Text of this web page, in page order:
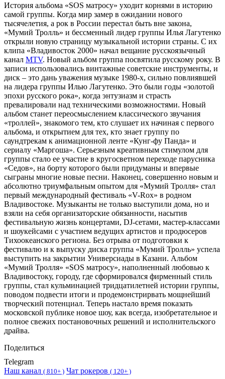
История альбома «SOS матросу» уходит корнями в историю
самой группы. Когда мир замер в ожидании нового
тысячелетия, а рок в России перестал быть вне закона,
«Мумий Тролль» и бессменный лидер группы Илья Лагутенко
открыли новую страницу музыкальной истории страны. С их
клипа «Владивосток 2000» начал вещание русскоязычный
канал MTV. Новый альбом группа посвятила русскому року. В
записи использовались винтажные советские инструменты, и
диск – это дань уважения музыке 1980-х, сильно повлиявшей
на лидера группы Илью Лагутенко. Это были годы «золотой
эпохи русского рока», когда энтузиазм и страсть
превалировали над техническими возможностями. Новый
альбом станет переосмыслением классического звучания
«троллей», знакомого тем, кто слушает их начиная с первого
альбома, и открытием для тех, кто знает группу по
саундтрекам к анимационной ленте «Кунг-фу Панда» и
сериалу «Маргоша». Серьезным креативным стимулом для
группы стало ее участие в кругосветном переходе парусника
«Седов», на борту которого были придуманы и впервые
сыграны многие новые песни. Наконец, совершенно новым и
абсолютно триумфальным опытом для «Мумий Тролля» стал
первый международный фестиваль «V-Rox» в родном
Владивостоке. Музыканты не только выступили дома, но и
взяли на себя организаторские обязанности, насытив
фестивальную жизнь концертами, DJ-сетами, мастер-классами
и шоукейсами с участием ведущих артистов и продюсеров
Тихоокеанского региона. Без отрыва от подготовки к
фестивалю и к выпуску диска группа «Мумий Тролль» успела
выступить на закрытии Универсиады в Казани. Альбом
«Мумий Тролля» «SOS матросу», наполненный любовью к
Владивостоку, городу, где сформировался фирменный стиль
группы, стал кульминацией тридцатилетней истории группы,
поводом подвести итоги и продемонстрирвать мощнейший
творческий потенциал. Теперь настало время показать
московской публике новое шоу, как всегда, изобретательное и
полное свежих постановочных решений и исполнительского
драйва.
Поделиться
Telegram
Наш канал ( 810+ ) Чат рокеров ( 120+ )